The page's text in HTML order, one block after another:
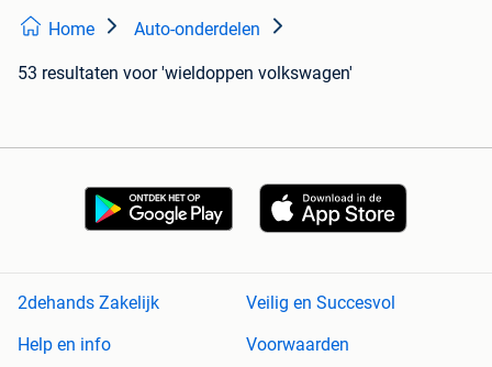
Home Auto-onderdelen
53 resultaten voor 'wieldoppen volkswagen'
2dehands Zakelijk
Veilig en Succesvol
Help en info
Voorwaarden